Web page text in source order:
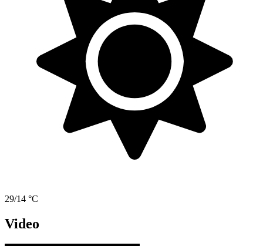
29/14 °C
Video